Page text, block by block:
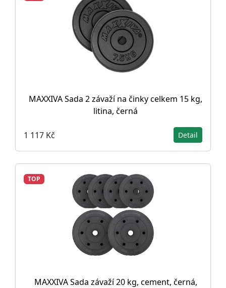
MAXXIVA Sada 2 závaží na činky celkem 15 kg,
litina, černá
1 117 Kč Detail
TOP
MAXXIVA Sada závaží 20 kg, cement, černá,